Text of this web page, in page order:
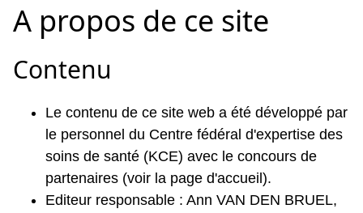
A propos de ce site
Contenu
Le contenu de ce site web a été développé par
le personnel du Centre fédéral d'expertise des
soins de santé (KCE) avec le concours de
partenaires (voir la page d'accueil).
Editeur responsable : Ann VAN DEN BRUEL,